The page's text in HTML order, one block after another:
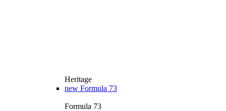
Heritage
new Formula 73
Formula 73